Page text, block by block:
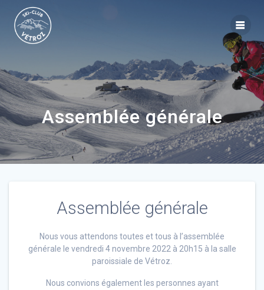
Assemblée générale
Assemblée générale
Nous vous attendons toutes et tous à l’assemblée
générale le vendredi 4 novembre 2022 à 20h15 à la salle
paroissiale de Vétroz.
Nous convions également les personnes ayant